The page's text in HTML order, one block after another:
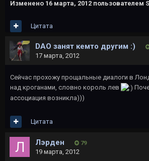
Изменено 16 марта, 2012 пользователем
Цитата
DAO занят кемто другим :)
17 марта, 2012
Сейчас прохожу прощальные диалоги в
над кроганами, словно король лев
ассоциация возникла)))
Цитата
Лэрден 79
19 марта, 2012